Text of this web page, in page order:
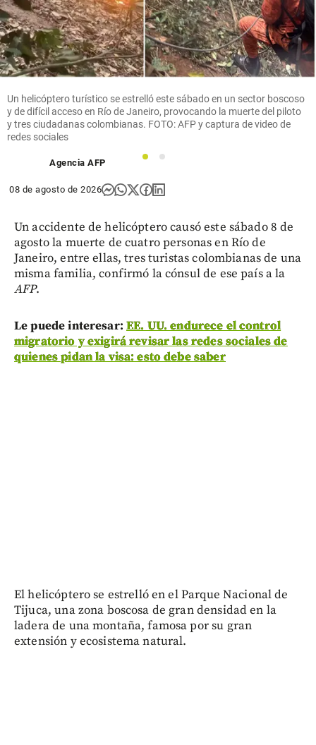
Columnistas
Uribe
tiene
razón
share
Un helicóptero turístico se estrelló este sábado en un sector boscoso
y de difícil acceso en Río de Janeiro, provocando la muerte del piloto
y tres ciudadanas colombianas. FOTO: AFP y captura de video de
redes sociales
1 2
Agencia AFP
08 de agosto de 2026
Un accidente de helicóptero causó este sábado 8 de
agosto la muerte de cuatro personas en Río de
Janeiro, entre ellas, tres turistas colombianas de una
misma familia, confirmó la cónsul de ese país a la
AFP.
Le puede interesar: EE. UU. endurece el control
migratorio y exigirá revisar las redes sociales de
quienes pidan la visa: esto debe saber
El helicóptero se estrelló en el Parque Nacional de
Tijuca, una zona boscosa de gran densidad en la
ladera de una montaña, famosa por su gran
extensión y ecosistema natural.